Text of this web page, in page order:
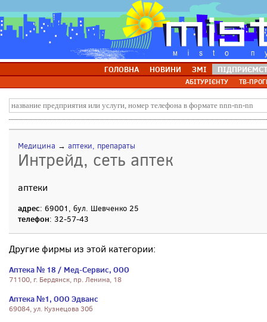
ГОЛОВНА НОВИНИ ЗМІ
АБІТУРІЄНТУ ТВ-
Медицина → аптеки, препараты
Интрейд, сеть аптек
аптеки
адрес: 69001, бул. Шевченко 25
телефон: 32-57-43
Другие фирмы из этой категории:
Аптека № 18 / Мед-Сервис, ООО
71100, г. Бердянск, пр. Ленина, 18
Аптека №1, ООО Эдванс
69084, ул. Кузнецова 30б